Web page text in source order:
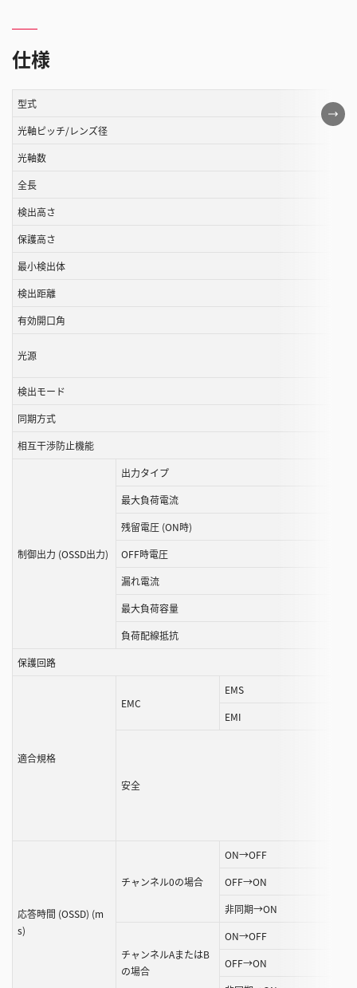
仕様
こ
の
型式
光軸ピッチ/レンズ径
光軸数
全長
検出高さ
保護高さ
最小検出体
検出距離
有効開口角
光源
検出モード
同期方式
相互⼲渉防⽌機能
制御出力 (OSSD出力)
出力タイプ
最大負荷電流
残留電圧 (ON時)
OFF時電圧
漏れ電流
最大負荷容量
負荷配線抵抗
保護回路
適合規格
EMC
EMS
EMI
安全
応答時間 (OSSD) (m
s)
チャンネル0の場合
ON→OFF
OFF→ON
非同期→ON
チャンネルAまたはB
の場合
ON→OFF
OFF→ON